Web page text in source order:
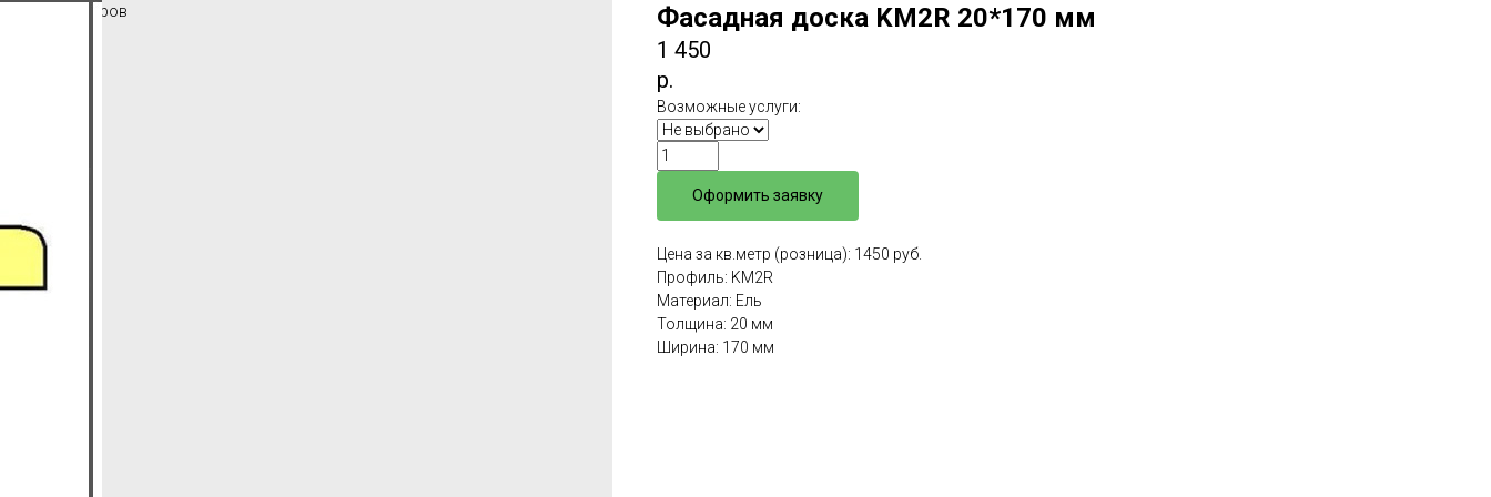
Каталог товаров Фасадная доска KM2R 20*170 мм
1 450
р.
Возможные услуги:
Оформить заявку
Цена за кв.метр (розница): 1450 руб.
Профиль: KM2R
Материал: Ель
Толщина: 20 мм
Ширина: 170 мм